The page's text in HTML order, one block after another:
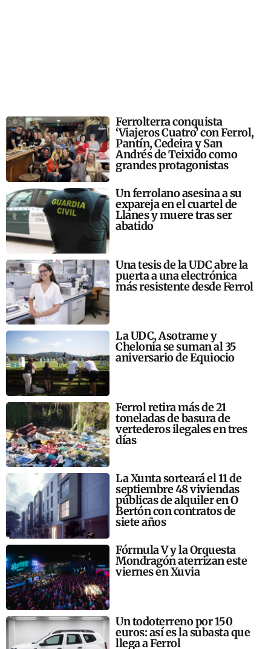
Ferrolterra conquista
‘Viajeros Cuatro’ con Ferrol,
Pantín, Cedeira y San
Andrés de Teixido como
grandes protagonistas
Un ferrolano asesina a su
expareja en el cuartel de
Llanes y muere tras ser
abatido
Una tesis de la UDC abre la
puerta a una electrónica
más resistente desde Ferrol
La UDC, Asotrame y
Chelonia se suman al 35
aniversario de Equiocio
Ferrol retira más de 21
toneladas de basura de
vertederos ilegales en tres
días
La Xunta sorteará el 11 de
septiembre 48 viviendas
públicas de alquiler en O
Bertón con contratos de
siete años
Fórmula V y la Orquesta
Mondragón aterrizan este
viernes en Xuvia
Un todoterreno por 150
euros: así es la subasta que
llega a Ferrol